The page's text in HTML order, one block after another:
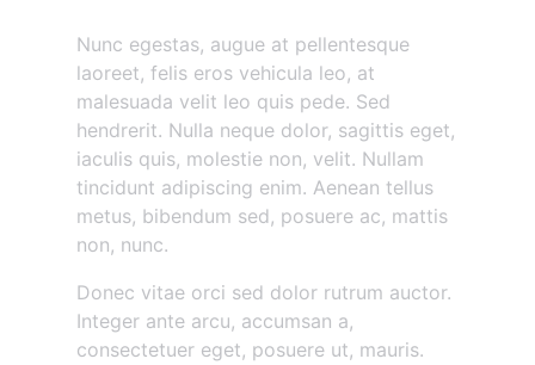
Nunc egestas, augue at pellentesque
laoreet, felis eros vehicula leo, at
malesuada velit leo quis pede. Sed
hendrerit. Nulla neque dolor, sagittis eget,
iaculis quis, molestie non, velit. Nullam
tincidunt adipiscing enim. Aenean tellus
metus, bibendum sed, posuere ac, mattis
non, nunc.
Donec vitae orci sed dolor rutrum auctor.
Integer ante arcu, accumsan a,
consectetuer eget, posuere ut, mauris.